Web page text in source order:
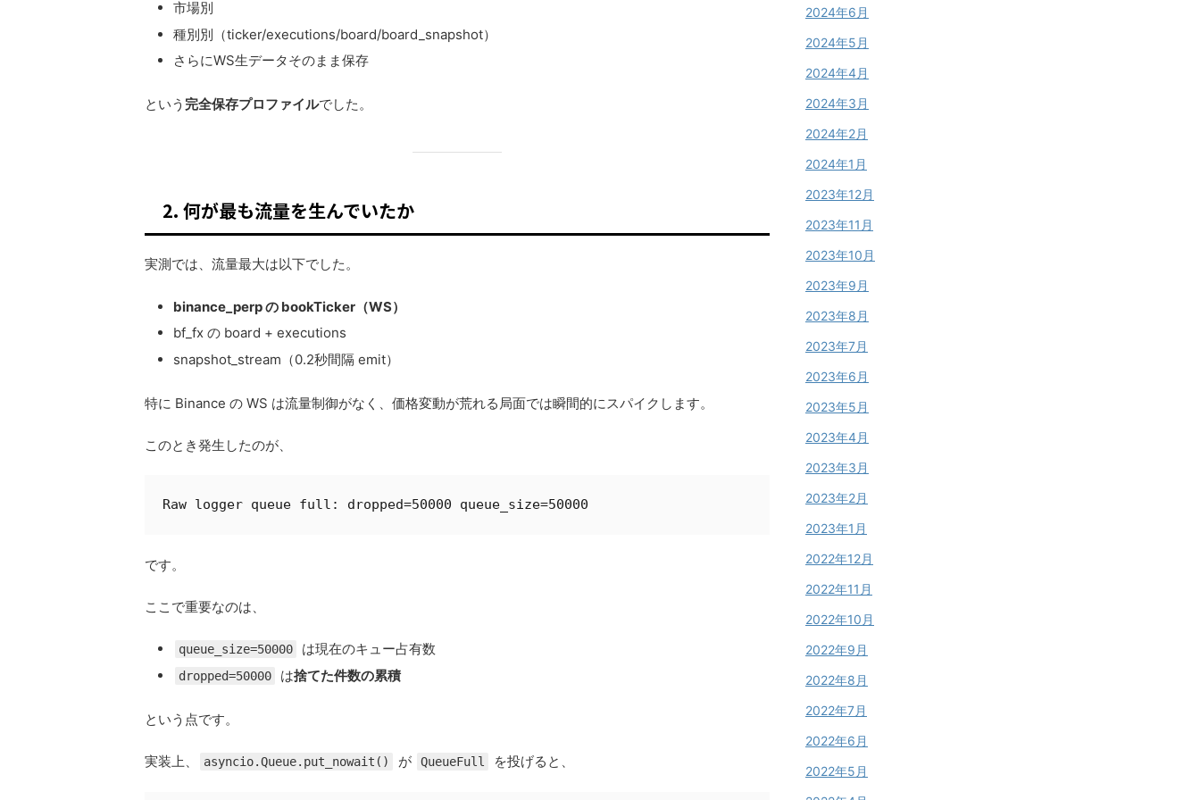
市場別
種別別（ticker/executions/board/board_snapshot）
さらにWS生データそのまま保存
という 完全保存プロファイルでした。
2. 何が最も流量を生んでいたか
実測では、流量最大は以下でした。
binance_perp の bookTicker（WS）
bf_fx の board + executions
snapshot_stream（0.2秒間隔 emit）
特に Binance の WS は流量制御がなく、価格変動が荒れる局面では瞬間的にスパイクします。
このとき発生したのが、
Raw logger queue full: dropped=50000 queue_size=50000
です。
ここで重要なのは、
queue_size=50000 は現在のキュー占有数
dropped=50000 は捨てた件数の累積
という点です。
実装上、 asyncio.Queue.put_nowait() が QueueFull を投げると、
2024年6月
2024年5月
2024年4月
2024年3月
2024年2月
2024年1月
2023年12月
2023年11月
2023年10月
2023年9月
2023年8月
2023年7月
2023年6月
2023年5月
2023年4月
2023年3月
2023年2月
2023年1月
2022年12月
2022年11月
2022年10月
2022年9月
2022年8月
2022年7月
2022年6月
2022年5月